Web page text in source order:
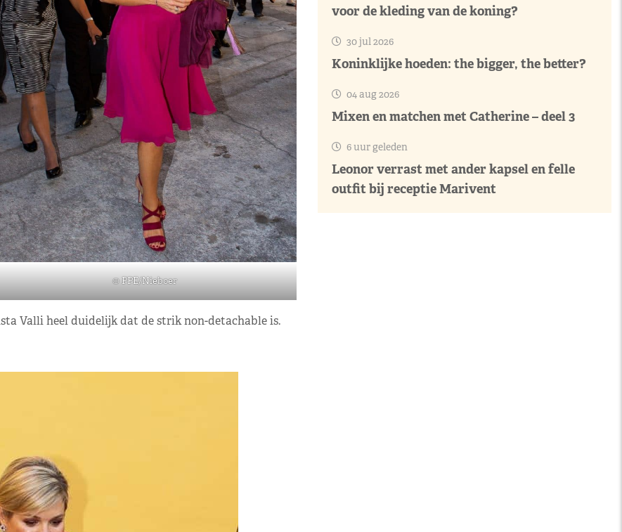
© PPE/Nieboer
Valli heel duidelijk dat de strik non-detachable is.
voor de kleding van de koning?
30 jul 2026
Koninklijke hoeden: the bigger, the better?
04 aug 2026
Mixen en matchen met Catherine – deel 3
6 uur geleden
Leonor verrast met ander kapsel en felle
outfit bij receptie Marivent